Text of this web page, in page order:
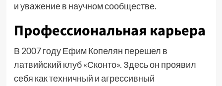
и уважение в научном сообществе.
Профессиональная карьера
В 2007 году Ефим Копелян перешел в
латвийский клуб «Сконто». Здесь он проявил
себя как техничный и агрессивный